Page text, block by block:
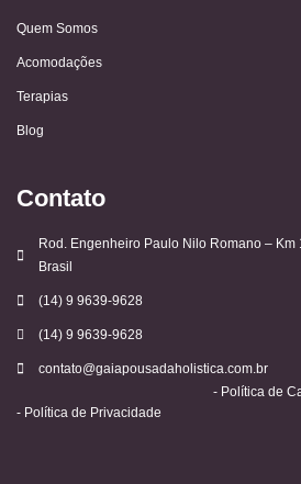
Quem Somos
Acomodações
Terapias
Blog
Contato
Rod. Engenheiro Paulo Nilo Romano – Km
Brasil
(14) 9 9639-9628
(14) 9 9639-9628
contato@gaiapousadaholistica.com.br
- Política de Privacidade
- Política de